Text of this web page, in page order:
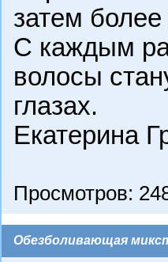
затем
С каждым
волосы
глазах.
Екатерина
Просмотров:
Обезболивающая